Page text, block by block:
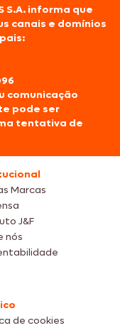
S.A. informa que
canais e domínios
comunicação
pode ser
tentativa de
Marcas
J&F
nós
de cookies